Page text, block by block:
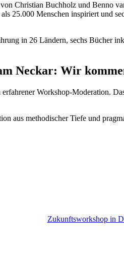
Christian Buchholz und Benno
25.000 Menschen inspiriert und
in 26 Ländern, sechs Bücher
Neckar: Wir
Workshop-Moderation.
aus methodischer Tiefe und
Zukunftsworkshop in